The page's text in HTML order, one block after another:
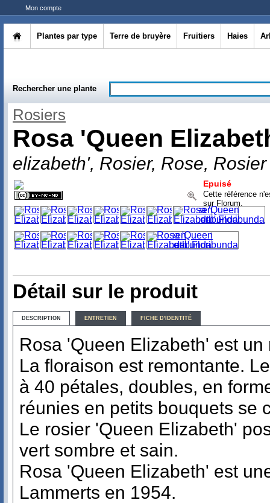
Mon compte
Plantes par type Terre de bruyère Fruitiers Haies
Rechercher une plante
Rosiers
Rosa 'Queen
elizabeth', Rosier, Rose,
Epuisé
Cette référence
sur Florum.
Détail sur le produit
DESCRIPTION ENTRETIEN FICHE D'IDENTITÉ
Rosa 'Queen Elizabeth' est
La floraison est remontante.
à 40 pétales, doubles, en
réunies en petits bouquets se
Le rosier 'Queen Elizabeth'
vert sombre et sain.
Rosa 'Queen Elizabeth' est
Lammerts en 1954.